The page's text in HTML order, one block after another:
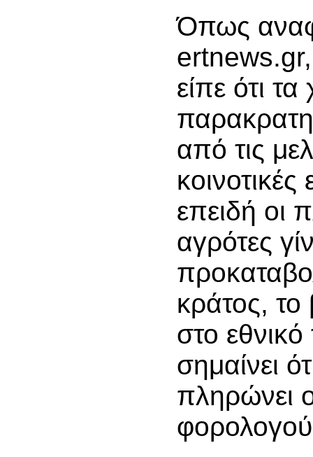
Όπως
είπε ότι
από τις
κοινοτικές
επειδή οι
αγρότες
κράτος, το
στο
σημαίνει
πληρώνει